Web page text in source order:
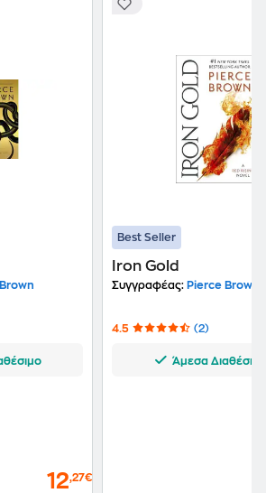
12,27€
Best Seller
Iron Gold
Συγγραφέας: Pierce Brown
4.5 (2)
Άμεσα Διαθέσιμο